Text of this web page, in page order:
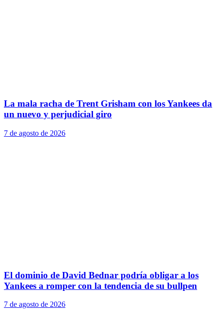
La mala racha de Trent Grisham con los Yankees da
un nuevo y perjudicial giro
7 de agosto de 2026
El dominio de David Bednar podría obligar a los
Yankees a romper con la tendencia de su bullpen
7 de agosto de 2026